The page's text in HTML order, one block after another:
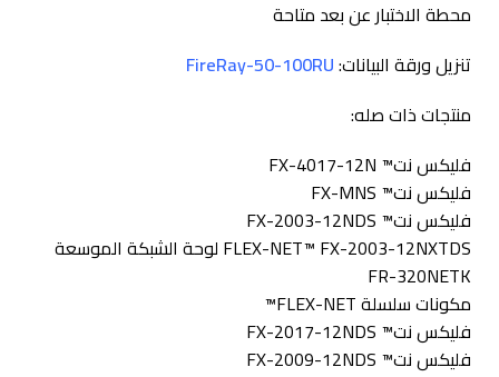
محطة الاختبار عن بعد متاحة
تنزيل ورقة البيانات:FireRay-50-100RU
منتجات ذات صله:
فليكس نت™ FX-4017-12N
فليكس نت™ FX-MNS
فليكس نت™ FX-2003-12NDS
FLEX-NET™ FX-2003-12NXTDS لوحة الشبكة الموسعة
FR-320NETK
مكونات سلسلة FLEX-NET™
فليكس نت™ FX-2017-12NDS
فليكس نت™ FX-2009-12NDS